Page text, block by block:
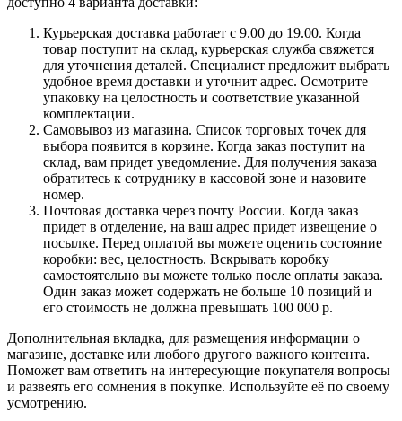
Курьерская доставка работает с 9.00 до 19.00. Когда
товар поступит на склад, курьерская служба свяжется
для уточнения деталей. Специалист предложит выбрать
удобное время доставки и уточнит адрес. Осмотрите
упаковку на целостность и соответствие указанной
комплектации.
Самовывоз из магазина. Список торговых точек для
выбора появится в корзине. Когда заказ поступит на
склад, вам придет уведомление. Для получения заказа
обратитесь к сотруднику в кассовой зоне и назовите
номер.
Почтовая доставка через почту России. Когда заказ
придет в отделение, на ваш адрес придет извещение о
посылке. Перед оплатой вы можете оценить состояние
коробки: вес, целостность. Вскрывать коробку
самостоятельно вы можете только после оплаты заказа.
Один заказ может содержать не больше 10 позиций и
его стоимость не должна превышать 100 000 р.
Дополнительная вкладка, для размещения информации о
магазине, доставке или любого другого важного контента.
Поможет вам ответить на интересующие покупателя вопросы
и развеять его сомнения в покупке. Используйте её по своему
усмотрению.